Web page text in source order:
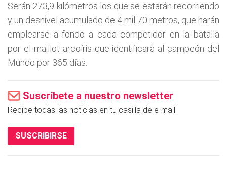
Serán 273,9 kilómetros los que se estarán recorriendo
y un desnivel acumulado de 4 mil 70 metros, que harán
emplearse a fondo a cada competidor en la batalla
por el maillot arcoíris que identificará al campeón del
Mundo por 365 días.
Suscríbete a nuestro newsletter
Recibe todas las noticias en tu casilla de e-mail.
SUSCRIBIRSE